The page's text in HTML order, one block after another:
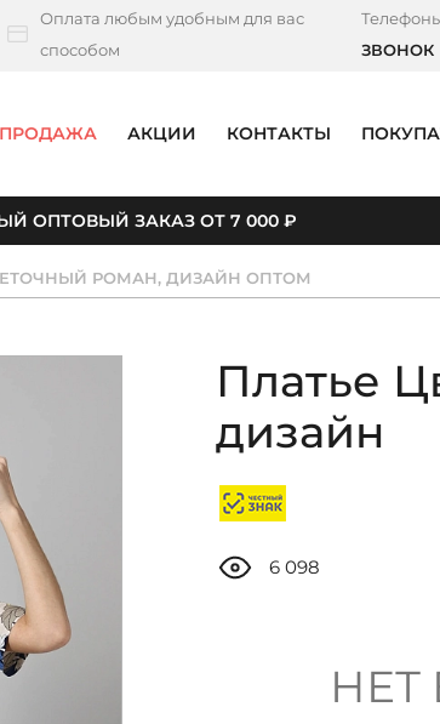
Оплата любым удобным для вас
способом
ЗВОНОК
АКЦИИ КОНТАКТЫ
ОПТОВЫЙ ЗАКАЗ ОТ 7 000 ₽
РОМАН, ДИЗАЙН ОПТОМ
Платье
дизайн
6 098